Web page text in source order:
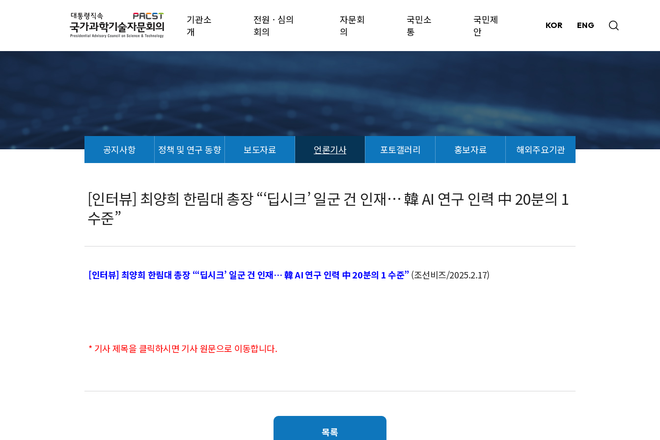
기관소
개
전원 · 심의
회의
자문회
의
국민소
통
국민제
안
KOR ENG
공지사항 정책 및 연구 동향 보도자료 언론기사 포토갤러리 홍보자료 해외주요기관
[인터뷰] 최양희 한림대 총장 “‘딥시크’ 일군 건 인재… 韓 AI 연구 인력 中 20분의 1
수준”
[인터뷰] 최양희 한림대 총장 “‘딥시크’ 일군 건 인재… 韓 AI 연구 인력 中 20분의 1 수준”(조선비즈/2025.2.17)
* 기사 제목을 클릭하시면 기사 원문으로 이동합니다.
목록